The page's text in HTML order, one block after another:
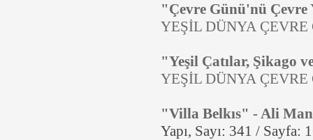
"Çevre Günü'nü
YEŞİL DÜNYA ÇEVRE
"Yeşil Çatılar, Şikago
YEŞİL DÜNYA ÇEVRE
"Villa Belkıs" - Ali
Yapı, Sayı: 341 / Sayfa: